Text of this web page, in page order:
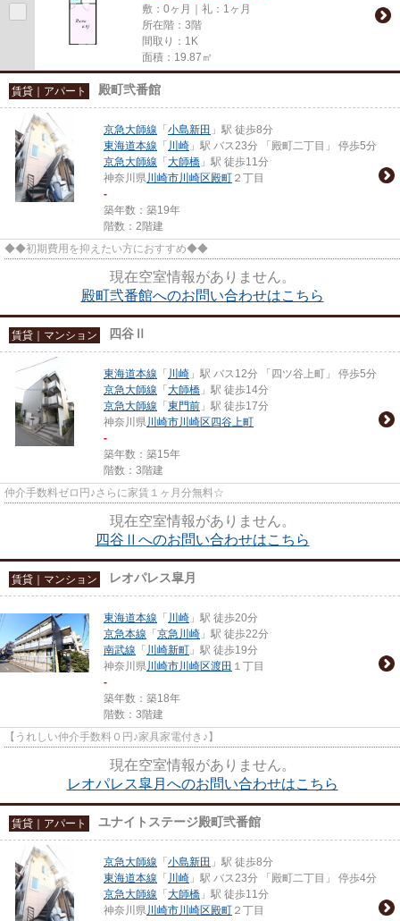
敷：0ヶ月｜礼：1ヶ月
所在階：3階
間取り：1K
面積：19.87㎡
賃貸｜アパート 殿町弐番館
京急大師線 「 小島新田 」駅 徒歩8分
東海道本線 「 川崎 」駅 バス23分 「殿町二丁目」 停歩5分
京急大師線 「 大師橋 」駅 徒歩11分
神奈川県川崎市川崎区殿町 ２丁目
-
築年数：築19年
階数：2階建
◆◆初期費用を抑えたい方におすすめ◆◆
現在空室情報がありません。
殿町弐番館へのお問い合わせはこちら
賃貸｜マンション 四谷Ⅱ
東海道本線 「 川崎 」駅 バス12分 「四ツ谷上町」 停歩5分
京急大師線 「 大師橋 」駅 徒歩14分
京急大師線 「 東門前 」駅 徒歩17分
神奈川県川崎市川崎区 四谷上町
-
築年数：築15年
階数：3階建
仲介手数料ゼロ円♪さらに家賃１ヶ月分無料☆
現在空室情報がありません。
四谷Ⅱへのお問い合わせはこちら
賃貸｜マンション レオパレス皐月
東海道本線 「 川崎 」駅 徒歩20分
京急本線 「 京急川崎 」駅 徒歩22分
南武線 「 川崎新町 」駅 徒歩19分
神奈川県川崎市川崎区渡田 １丁目
-
築年数：築18年
階数：3階建
【うれしい仲介手数料０円♪家具家電付き♪】
現在空室情報がありません。
レオパレス皐月へのお問い合わせはこちら
賃貸｜アパート ユナイトステージ殿町弐番館
京急大師線 「 小島新田 」駅 徒歩8分
東海道本線 「 川崎 」駅 バス23分 「殿町二丁目」 停歩4分
京急大師線 「 大師橋 」駅 徒歩11分
神奈川県川崎市川崎区殿町 ２丁目